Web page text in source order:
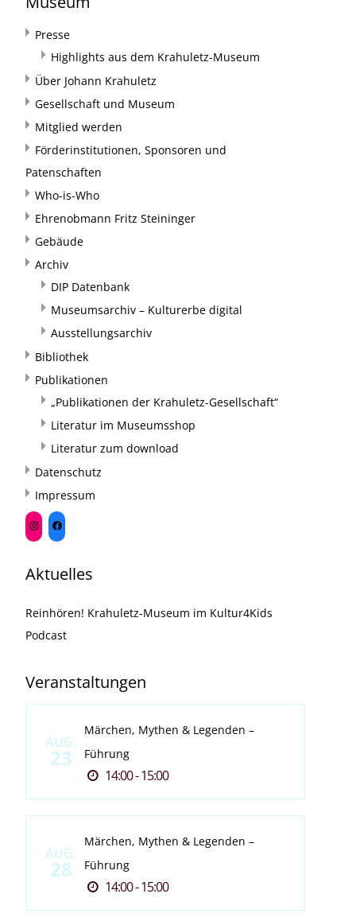
Presse
Highlights aus dem Krahuletz-Museum
Über Johann Krahuletz
Gesellschaft und Museum
Mitglied werden
Förderinstitutionen, Sponsoren und
Patenschaften
Who-is-Who
Ehrenobmann Fritz Steininger
Gebäude
Archiv
DIP Datenbank
Museumsarchiv – Kulturerbe digital
Ausstellungsarchiv
Bibliothek
Publikationen
„Publikationen der Krahuletz-Gesellschaft“
Literatur im Museumsshop
Literatur zum download
Datenschutz
Impressum
Aktuelles
Reinhören! Krahuletz-Museum im Kultur4Kids
Podcast
Veranstaltungen
AUG.
23
Märchen, Mythen & Legenden –
Führung
14:00 - 15:00
AUG.
28
Märchen, Mythen & Legenden –
Führung
14:00 - 15:00